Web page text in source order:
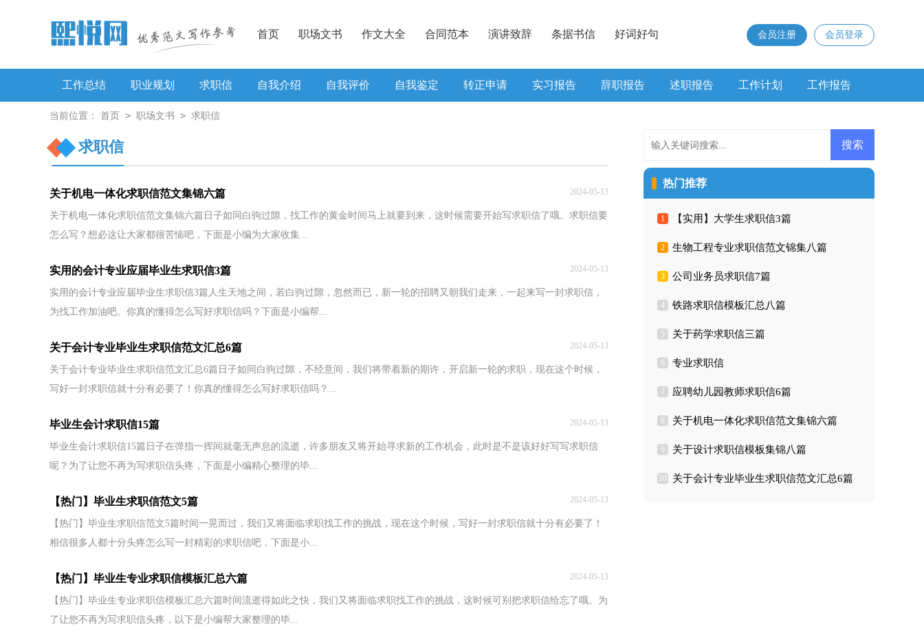
首页 职场文书 作文大全 合同范本 演讲致辞 条据书信 好词好句 会员登录
会员注册
工作总结 职业规划 求职信 自我介绍 自我评价 自我鉴定 转正申请 实习报告 辞职报告 述职报告 工作计划 工作报告
工作方案
当前位置： 首页 > 职场文书 > 求职信
求职信
关于机电一体化求职信范文集锦六篇 2024-05-13
关于机电一体化求职信范文集锦六篇日子如同白驹过隙，找工作的黄金时间马上就要到来，这时候需要开始写求职信了哦。求职信要
怎么写？想必这让大家都很苦恼吧，下面是小编为大家收集...
实用的会计专业应届毕业生求职信3篇 2024-05-13
实用的会计专业应届毕业生求职信3篇人生天地之间，若白驹过隙，忽然而已，新一轮的招聘又朝我们走来，一起来写一封求职信，
为找工作加油吧。你真的懂得怎么写好求职信吗？下面是小编帮...
关于会计专业毕业生求职信范文汇总6篇 2024-05-13
关于会计专业毕业生求职信范文汇总6篇日子如同白驹过隙，不经意间，我们将带着新的期许，开启新一轮的求职，现在这个时候，
写好一封求职信就十分有必要了！你真的懂得怎么写好求职信吗？...
毕业生会计求职信15篇 2024-05-13
毕业生会计求职信15篇日子在弹指一挥间就毫无声息的流逝，许多朋友又将开始寻求新的工作机会，此时是不是该好好写写求职信
呢？为了让您不再为写求职信头疼，下面是小编精心整理的毕...
【热门】毕业生求职信范文5篇 2024-05-13
【热门】毕业生求职信范文5篇时间一晃而过，我们又将面临求职找工作的挑战，现在这个时候，写好一封求职信就十分有必要了！
相信很多人都十分头疼怎么写一封精彩的求职信吧，下面是小...
【热门】毕业生专业求职信模板汇总六篇 2024-05-13
【热门】毕业生专业求职信模板汇总六篇时间流逝得如此之快，我们又将面临求职找工作的挑战，这时候可别把求职信给忘了哦。为
了让您不再为写求职信头疼，以下是小编帮大家整理的毕...
热门推荐
1 【实用】大学生求职信3篇
2 生物工程专业求职信范文锦集八篇
3 公司业务员求职信7篇
4 铁路求职信模板汇总八篇
5 关于药学求职信三篇
6 专业求职信
7 应聘幼儿园教师求职信6篇
8 关于机电一体化求职信范文集锦六篇
9 关于设计求职信模板集锦八篇
10 关于会计专业毕业生求职信范文汇总6篇